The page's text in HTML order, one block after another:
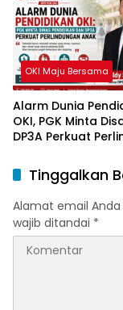
OKI Maju Bersama
Alarm Dunia
OKI, PGK Minta
DP3A Perkuat
Tinggalkan
Alamat email Anda
wajib ditandai *